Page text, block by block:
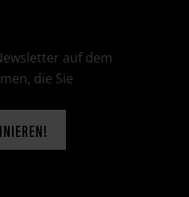
auf dem
die Sie